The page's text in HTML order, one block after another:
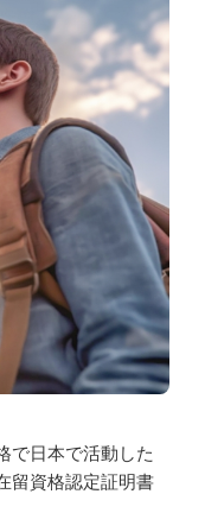
で日本で活動した
留資格認定証明書